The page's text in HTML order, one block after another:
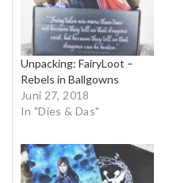
Unpacking: FairyLoot –
Rebels in Ballgowns
Juni 27, 2018
In "Dies & Das"